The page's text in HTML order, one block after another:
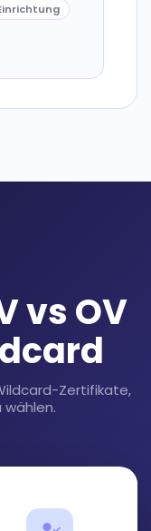
vs OV
Zertifikate,